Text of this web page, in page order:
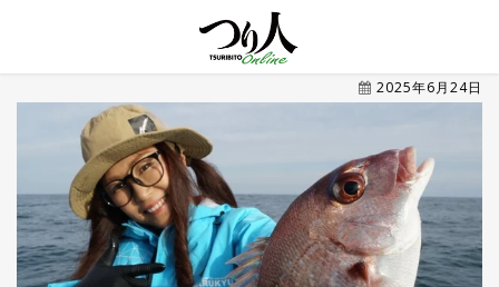
2025年6月24日
UP
新
着
記
事